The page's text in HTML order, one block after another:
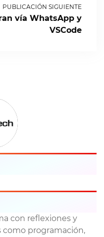
PUBLICACIÓN SIGUIENTE
vía WhatsApp y
VSCode
con reflexiones y
programación,